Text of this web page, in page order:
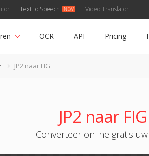
Text to Speech Video Translator
OCR API Pricing
JP2 naar FIG
JP2 naar
Converteer online gratis